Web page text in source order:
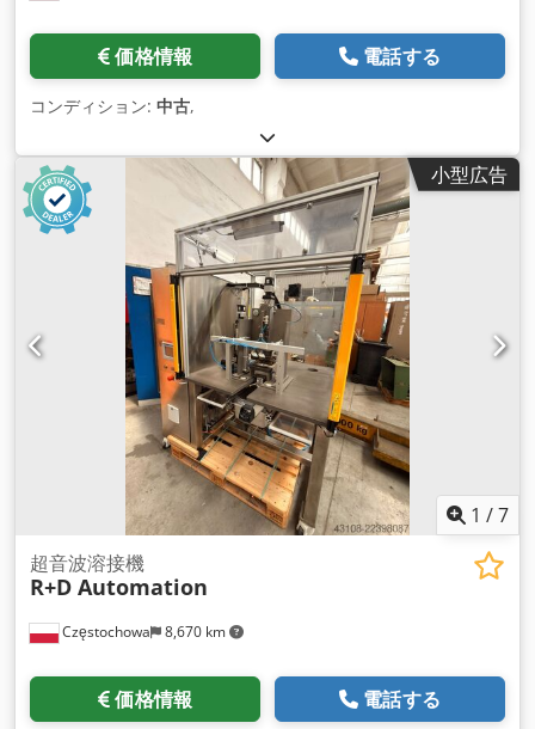
価格情報 電話する
コンディション: 中古,
小型広告
1 /7
Częstochowa 8,670 km
超音波溶接機
R+D Automation
価格情報 電話する